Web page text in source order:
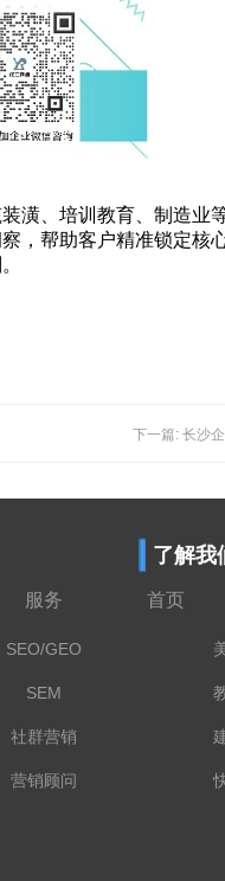
潢、培训教育、制造业
，帮助客户精准锁定核
下一篇: 长沙
服务
SEO/GEO
SEM
社群营销
营销顾问
了解我
首页